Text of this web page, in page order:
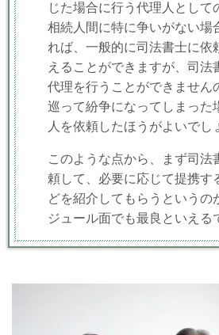
じた場合に行う代理人として
相続人間に特に争いがない場
れば、一般的に司法書士に依
えることができますが、司法
代理を行うことができません
巡って紛争になってしまった
人を依頼したほうがよいでし
このような点から、まず司法
頼して、必要に応じて提携す
どを紹介してもらうというの
ジュール面でも最良といえる